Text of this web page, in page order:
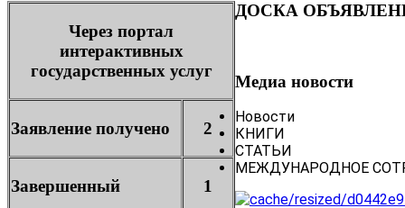
Через портал
интерактивных
государственных услуг
Заявление получено 2
Завершенный 1
ДОСКА
Медиа новости
Новости
КНИГИ
СТАТЬИ
МЕЖДУНАРОДНОЕ